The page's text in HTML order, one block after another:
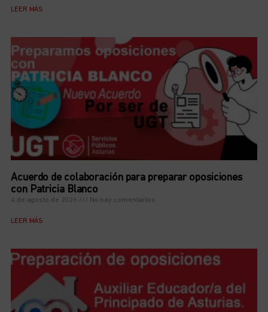
LEER MÁS
Acuerdo de colaboración para preparar oposiciones
con Patricia Blanco
4 de agosto de 2026 No hay comentarios
LEER MÁS